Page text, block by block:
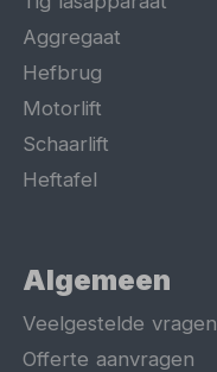
Aggregaat
Hefbrug
Motorlift
Schaarlift
Heftafel
Algemeen
Veelgestelde vragen
Offerte aanvragen